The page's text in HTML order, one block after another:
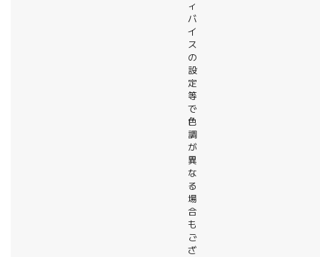
ィ
バ
イ
ス
の
設
定
等
で
色
調
が
異
な
る
場
合
も
ご
ざ